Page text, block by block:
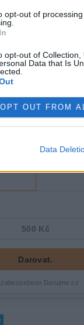
opt-out of
opt-out of
Data that Is
OPT OUT FROM
Data
ČR eviduje 4155
nového